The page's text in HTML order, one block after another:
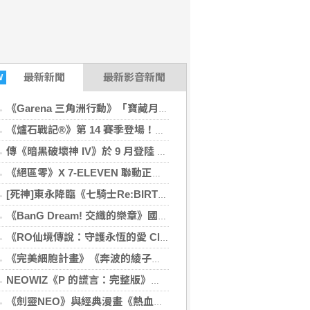
最新新聞 最新影音新聞
《Garena 三角洲行動》「寶藏月」正式啟動！
《爐石戰記®》第 14 賽季登場！花費金幣解鎖手下特殊技能
傳《暗黑破壞神 IV》於 9 月登陸 Switch 2！預計 Gamescom 2026 正式公開
《絕區零》X 7-ELEVEN 聯動正式開跑！主題門市、實體周邊登場
[死神]東永降臨《七騎士Re:BIRTH》 同步推出各種夏日活動
《BanG Dream! 交織的樂章》國際服封閉測試正式開跑
《RO仙境傳說：守護永恆的愛 Classic》x《槍彈辯駁》 聯動合作正式開跑！
《完美細胞計畫》《奔波的綾子小姐》等新舊作下殺７８折！
NEOWIZ《P 的謊言：完整版》正式登上 Nintendo Switch 2 收錄遊戲本篇與 DLC《P 的謊言：序曲》
《劍靈NEO》與經典漫畫《熱血江湖》聯名合作公開